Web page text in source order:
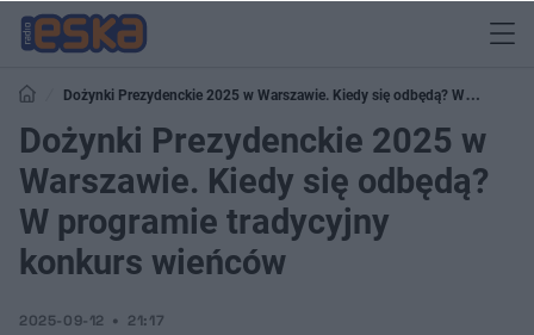
Dożynki Prezydenckie 2025 w Warszawie. Kiedy się odbędą? W
programie tradycyjny konkurs wieńców
Dożynki Prezydenckie 2025 w
Warszawie. Kiedy się odbędą?
W programie tradycyjny
konkurs wieńców
2025-09-12 21:17